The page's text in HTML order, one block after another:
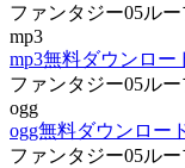
ファンタジー05ル
mp3
mp3無料ダウンロー
ファンタジー05ル
ogg
ogg無料ダウンロー
ファンタジー05ル